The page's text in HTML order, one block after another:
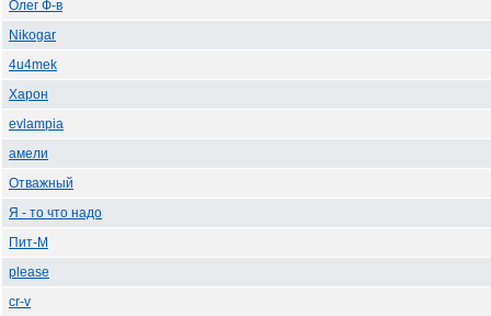
Олег Ф-в
Nikogar
4u4mek
Харон
evlampia
амели
Отважный
Я - то что надо
Пит-М
please
cr-v